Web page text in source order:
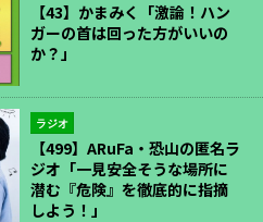
【43】かまみく「激論！ハン
ガーの首は回った方がいいの
か？」
ラジオ
【499】ARuFa・恐山の匿名ラ
ジオ「一見安全そうな場所に
潜む『危険』を徹底的に指摘
しよう！」